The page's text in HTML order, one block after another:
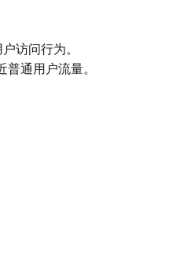
访问行为。
通用户流量。